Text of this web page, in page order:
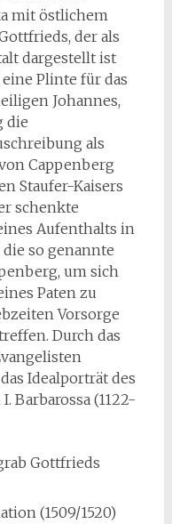
mit östlichem
der als
dargestellt ist
Plinte für das
Johannes,
die
als
Cappenberg
Staufer-Kaisers
schenkte
Aufenthalts in
so genannte
um sich
Paten zu
Vorsorge
Durch das
Idealporträt des
Barbarossa (1122-
(1509/1520)